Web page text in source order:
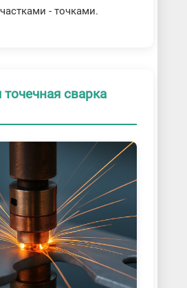
- точками.
точечная сварка